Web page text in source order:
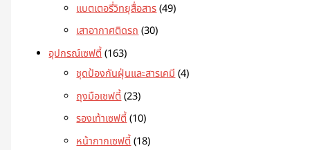
แบตเตอรี่วิทยุสื่อสาร 49
เสาอากาศติดรถ 30
อุปกรณ์เซฟตี้ 163
ชุดป้องกันฝุ่นและสารเคมี 4
ถุงมือเซฟตี้ 23
รองเท้าเซฟตี้ 10
หน้ากากเซฟตี้ 18